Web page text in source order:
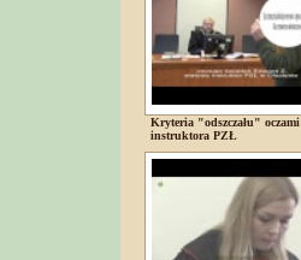
Kryteria "odszczału" oczami
instruktora PZŁ